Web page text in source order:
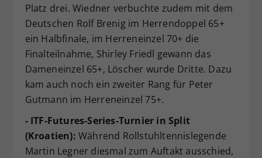
Platz drei. Wiedner verbuchte zudem mit dem
Deutschen Rolf Brenig im Herrendoppel 65+
ein Halbfinale, im Herreneinzel 70+ die
Finalteilnahme, Shirley Friedl gewann das
Dameneinzel 65+, Löscher wurde Dritte. Dazu
kam auch noch ein zweiter Rang für Peter
Gutmann im Herreneinzel 75+.
- ITF-Futures-Series-Turnier in Split
(Kroatien): Während Rollstuhltennislegende
Martin Legner diesmal zum Auftakt ausschied,